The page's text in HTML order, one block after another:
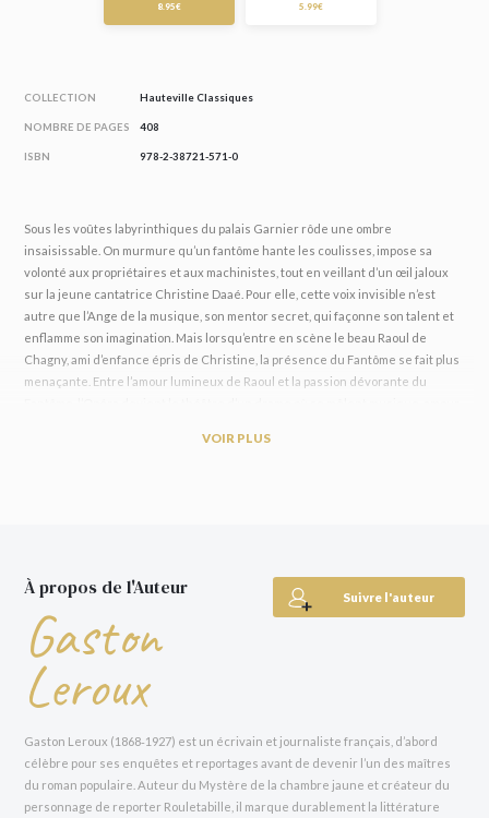
8.95€ 5.99€
COLLECTION Hauteville Classiques
NOMBRE DE PAGES 408
ISBN 978-2-38721-571-0
Sous les voûtes labyrinthiques du palais Garnier rôde une ombre
insaisissable. On murmure qu’un fantôme hante les coulisses, impose sa
volonté aux propriétaires et aux machinistes, tout en veillant d’un œil jaloux
sur la jeune cantatrice Christine Daaé. Pour elle, cette voix invisible n’est
autre que l’Ange de la musique, son mentor secret, qui façonne son talent et
enflamme son imagination. Mais lorsqu’entre en scène le beau Raoul de
Chagny, ami d’enfance épris de Christine, la présence du Fantôme se fait plus
menaçante. Entre l’amour lumineux de Raoul et la passion dévorante du
générations de lecteurs.
Le roman qui a inspiré la nouvelle adaptation française d’Alexandre
Castagnetti, avec Deva Cassel et Romain Duris, en salles en 2026.
VOIR PLUS
Suivre l'auteur
À propos de l'Auteur
Gaston
Leroux
Gaston Leroux (1868‑1927) est un écrivain et journaliste français, d’abord
célèbre pour ses enquêtes et reportages avant de devenir l’un des maîtres
du roman populaire. Auteur du Mystère de la chambre jaune et créateur du
personnage de reporter Rouletabille, il marque durablement la littérature